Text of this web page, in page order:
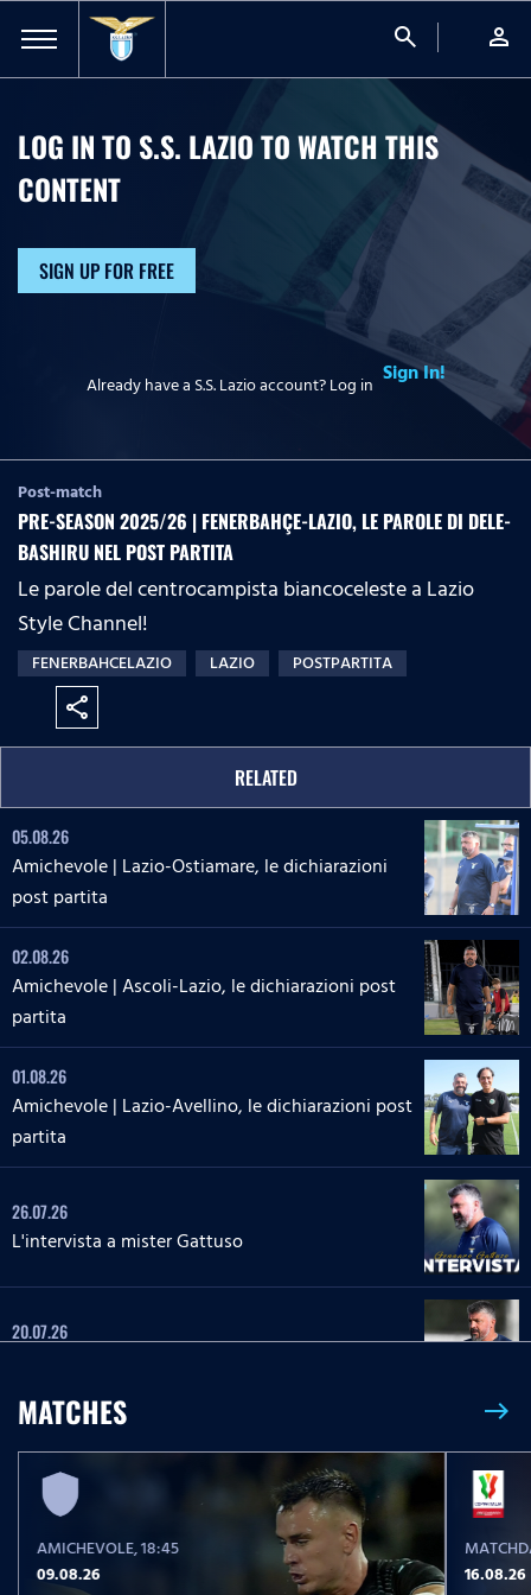
search person
LOG IN TO S.S. LAZIO TO WATCHTHIS
CONTENT
SIGN UP FOR FREE
Already have a S.S. Lazio account? Log in Sign In!
Post-match
PRE-SEASON 2025/26 | FENERBAHÇE-LAZIO, LE PAROLE DI DELE-
BASHIRU NEL POST PARTITA
Le parole del centrocampista biancoceleste a Lazio
Style Channel!
FENERBAHCELAZIO LAZIO POSTPARTITA
share
RELATED
05.08.26
Amichevole | Lazio-Ostiamare, le dichiarazioni
post partita
02.08.26
Amichevole | Ascoli-Lazio, le dichiarazioni post
partita
01.08.26
Amichevole | Lazio-Avellino, le dichiarazioni post
partita
26.07.26
L'intervista a mister Gattuso
20.07.26
23.05.26
Serie A Enilive | Lazio-Pisa, le parole post partita
23.05.26
Serie A Enilive | Lazio-Pisa, la conferenza stampa
MATCHES east
AMICHEVOLE, 18:45
09.08.26
16.08.26